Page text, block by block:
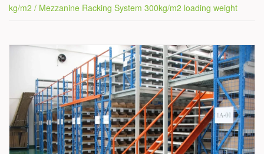
kg/m2 / Mezzanine Racking System 300kg/m2 loading weight